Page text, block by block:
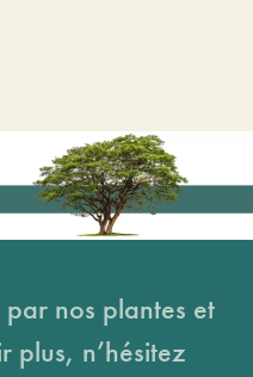
par nos plantes et
plus, n’hésitez